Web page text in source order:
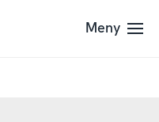
Meny